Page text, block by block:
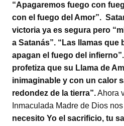
“Apagaremos fuego con
con el fuego del Amor”.
victoria ya es segura pero
a Satanás”. “Las llamas que
apagan el fuego del
profetiza que su Llama de
inimaginable y con un calor
redondez de la tierra”.Ahora
Inmaculada Madre de Dios
necesito Yo el sacrificio, tu